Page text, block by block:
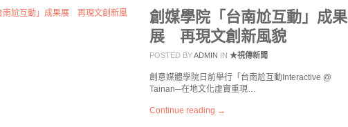
創媒學院「台南尬互動」成果
展 再現文創新風貌
POSTED BYADMIN IN ★視傳新聞
創意媒體學院日前舉行「台南尬互動Interactive @
Tainan─在地文化虛實重現…
Continue reading →